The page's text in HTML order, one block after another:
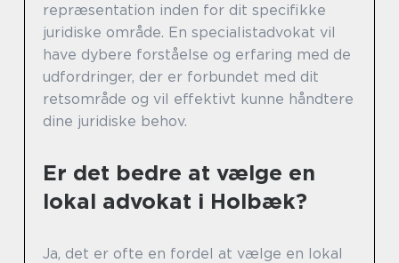
repræsentation inden for dit specifikke
juridiske område. En specialistadvokat vil
have dybere forståelse og erfaring med de
udfordringer, der er forbundet med dit
retsområde og vil effektivt kunne håndtere
dine juridiske behov.
Er det bedre at vælge en
lokal advokat i Holbæk?
Ja, det er ofte en fordel at vælge en lokal